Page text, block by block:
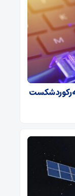
رکورد شکست